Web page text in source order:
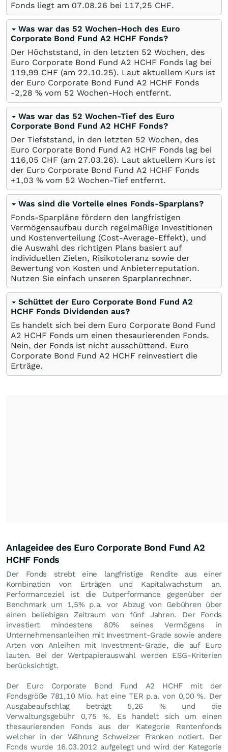
Fonds liegt am 07.08.26 bei 117,25 CHF.
Was war das 52 Wochen-Hoch des Euro
Corporate Bond Fund A2 HCHF Fonds?
Der Höchststand, in den letzten 52 Wochen, des
Euro Corporate Bond Fund A2 HCHF Fonds lag bei
119,99 CHF (am 22.10.25). Laut aktuellem Kurs ist
der Euro Corporate Bond Fund A2 HCHF Fonds
-2,28 % vom 52 Wochen-Hoch entfernt.
Was war das 52 Wochen-Tief des Euro
Corporate Bond Fund A2 HCHF Fonds?
Der Tiefststand, in den letzten 52 Wochen, des
Euro Corporate Bond Fund A2 HCHF Fonds lag bei
116,05 CHF (am 27.03.26). Laut aktuellem Kurs ist
der Euro Corporate Bond Fund A2 HCHF Fonds
+1,03 % vom 52 Wochen-Tief entfernt.
Was sind die Vorteile eines Fonds-Sparplans?
Fonds-Sparpläne fördern den langfristigen
Vermögensaufbau durch regelmäßige Investitionen
und Kostenverteilung (Cost-Average-Effekt), und
die Auswahl des richtigen Plans basiert auf
individuellen Zielen, Risikotoleranz sowie der
Bewertung von Kosten und Anbieterreputation.
Nutzen Sie einfach unseren Sparplanrechner.
Schüttet der Euro Corporate Bond Fund A2
HCHF Fonds Dividenden aus?
Es handelt sich bei dem Euro Corporate Bond Fund
A2 HCHF Fonds um einen thesaurierenden Fonds.
Nein, der Fonds ist nicht ausschüttend. Euro
Corporate Bond Fund A2 HCHF reinvestiert die
Erträge.
Anlageidee des Euro Corporate Bond Fund A2
HCHF Fonds
Der Fonds strebt eine langfristige Rendite aus einer
Kombination von Erträgen und Kapitalwachstum an.
Performanceziel ist die Outperformance gegenüber der
Benchmark um 1,5% p.a. vor Abzug von Gebühren über
einen beliebigen Zeitraum von fünf Jahren. Der Fonds
investiert mindestens 80% seines Vermögens in
Unternehmensanleihen mit Investment-Grade sowie andere
Arten von Anleihen mit Investment-Grade, die auf Euro
lauten. Bei der Wertpapierauswahl werden ESG-Kriterien
berücksichtigt.
Der Euro Corporate Bond Fund A2 HCHF mit der
Fondsgröße 781,10 Mio. hat eine TER p.a. von 0,00 %. Der
Ausgabeaufschlag beträgt 5,26 % und die
Verwaltungsgebühr 0,75 %. Es handelt sich um einen
thesaurierenden Fonds aus der Kategorie Rentenfonds
welcher in der Währung Schweizer Franken notiert. Der
Fonds wurde 16.03.2012 aufgelegt und wird der Kategorie